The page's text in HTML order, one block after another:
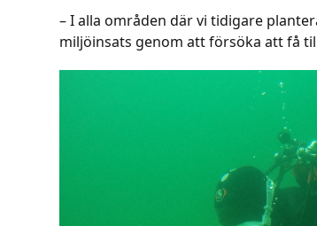
– I alla områden där vi tidigare
miljöinsats genom att försöka att få